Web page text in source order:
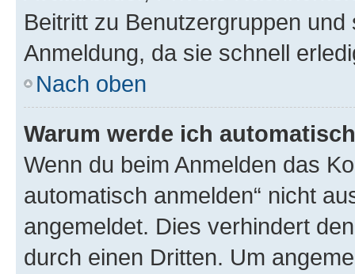
Beitritt zu Benutzergruppen
Anmeldung, da sie schnell
Nach oben
Warum werde ich
Wenn du beim Anmelden das
automatisch anmelden“ nicht
angemeldet. Dies verhindert
durch einen Dritten. Um